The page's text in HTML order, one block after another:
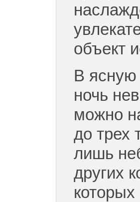
объект
В ясную
ночь
можно
до трех
лишь
других